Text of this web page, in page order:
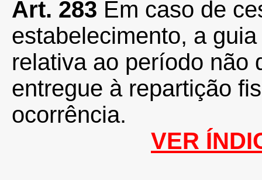
Art. 283 Em caso de
estabelecimento, a
relativa ao período não
entregue à repartição
ocorrência.
VER